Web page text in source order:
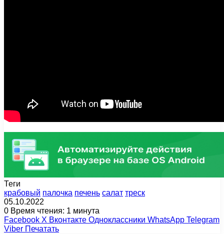
Теги
крабовый палочка печень салат треск
05.10.2022
0 Время чтения: 1 минута
Facebook X Вконтакте Одноклассники WhatsApp Telegram
Viber Печатать